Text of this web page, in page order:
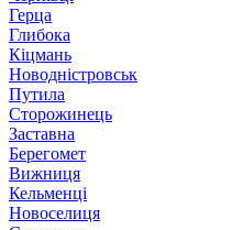
Герца
Глибока
Кіцмань
Новодністровськ
Путила
Сторожинець
Заставна
Берегомет
Вижниця
Кельменці
Новоселиця